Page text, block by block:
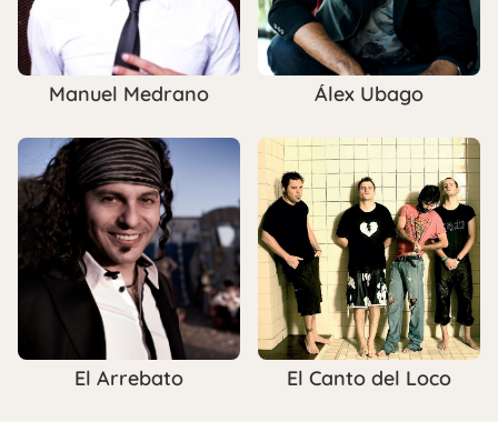
Manuel Medrano Álex Ubago
El Arrebato El Canto del Loco